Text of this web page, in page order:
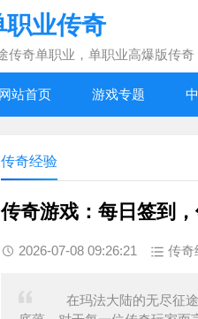
职业传奇
传奇单职业，单职业高爆版传
网站首页 游戏专题
传奇经验
传奇游戏：每日签到
2026-07-08 09:26:21 传奇
在玛法大陆的无尽征途